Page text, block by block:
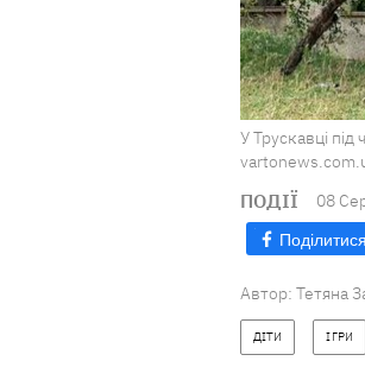
У Трускавці
ПОДІЇ 08
Поділитися
Автор: Тетяна
ДІТИ ІГРИ